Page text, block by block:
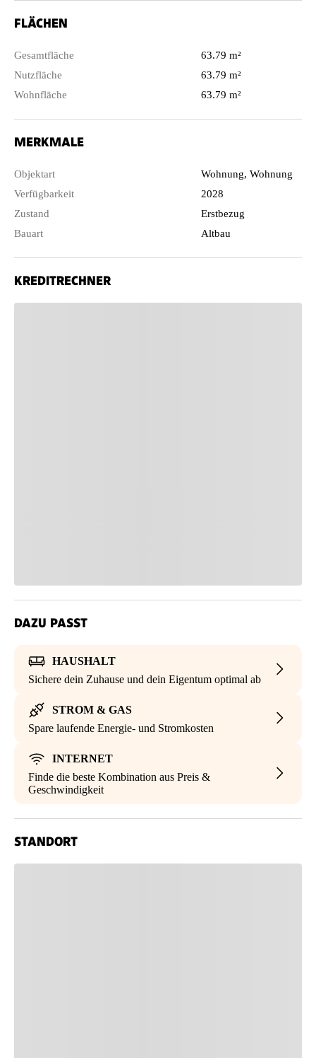
FLÄCHEN
Gesamtfläche
63.79 m²
Nutzfläche
63.79 m²
Wohnfläche
63.79 m²
MERKMALE
Objektart
Wohnung, Wohnung
Verfügbarkeit
2028
Zustand
Erstbezug
Bauart
Altbau
KREDITRECHNER
DAZU PASST
HAUSHALT
Sichere dein Zuhause und dein Eigentum optimal ab
STROM & GAS
Spare laufende Energie- und Stromkosten
INTERNET
Finde die beste Kombination aus Preis &
Geschwindigkeit
STANDORT